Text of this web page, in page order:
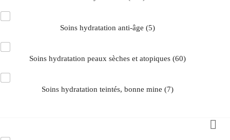
soins hydratation anti-âge (5)
soins hydratation peaux sèches et atopiques (60)
soins hydratation teintés, bonne mine (7)
